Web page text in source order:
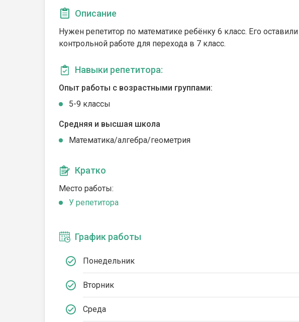
Описание
Нужен репетитор по математике ребёнку 6 класс. Его
контрольной работе для перехода в 7 класс.
Навыки репетитора:
Опыт работы с возрастными группами:
5-9 классы
Средняя и высшая школа
Математика/алгебра/геометрия
Кратко
Место работы:
У репетитора
График работы
Понедельник
Вторник
Среда